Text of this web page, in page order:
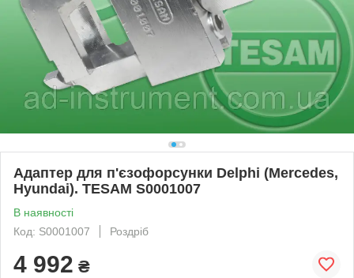
Адаптер для п'єзофорсунки Delphi (Mercedes,
Hyundai). TESAM S0001007
В наявності
Код: S0001007
Роздріб
4 992 ₴